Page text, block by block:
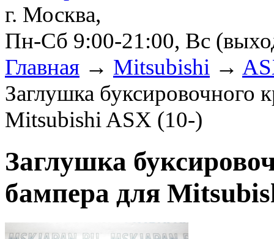
г. Москва,
Пн-Сб 9:00-21:00, Вс
Главная → Mitsubishi →
Заглушка буксировочного
Mitsubishi ASX (10-)
Заглушка
бампера для